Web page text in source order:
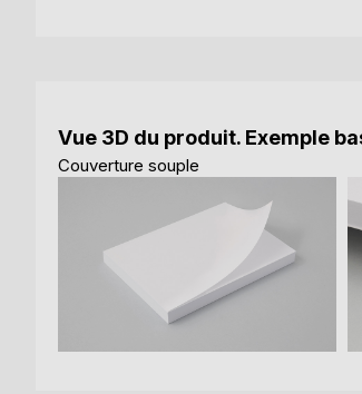
Vue 3D du produit. Exemple
Couverture souple